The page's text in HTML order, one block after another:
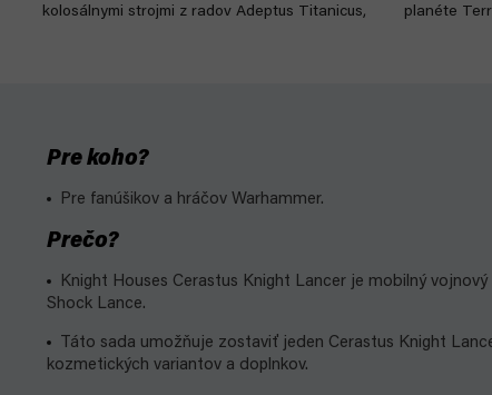
kolosálnymi strojmi z radov Adeptus Titanicus,
planéte
Pre koho?
Pre fanúšikov a hráčov Warhammer.
Prečo?
Knight Houses Cerastus Knight Lancer je mobilný
Shock Lance.
Táto sada umožňuje zostaviť jeden Cerastus Knight
kozmetických variantov a doplnkov.